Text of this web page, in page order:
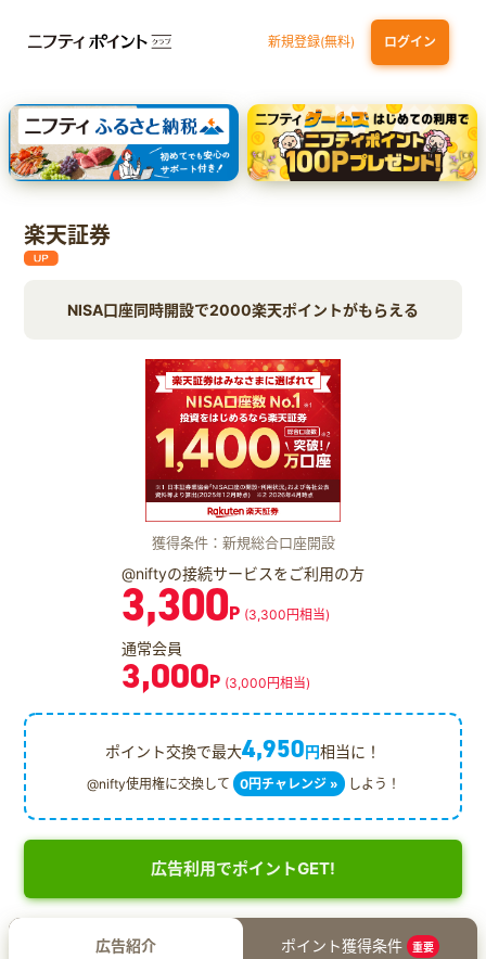
新規登録(無料) ログイン
dカード 九州カードNEXT JCB ORIGINAL SERIES：JCBカード S
三井住友カード ゴールド（NL）（家族カード発行）
【実質初月無料】DMM | Disney+(ディズニープラス) セットプラン
楽天証券
NISA口座同時開設で2000楽天ポイントがもらえる
獲得条件：新規総合口座開設
@niftyの接続サービスをご利用の方
3,300P (3,300円相当)
通常会員
3,000P (3,000円相当)
ポイント交換で最大4,950円相当に！
@nifty使用権に交換して 0円チャレンジ » しよう！
広告利用でポイントGET!
広告紹介 ポイント獲得条件 重要